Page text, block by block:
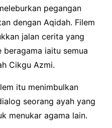
pegangan
dengan Aqidah. Filem
jalan cerita yang
beragama iaitu semua
Cikgu Azmi.
itu menimbulkan
seorang ayah yang
menukar agama lain.